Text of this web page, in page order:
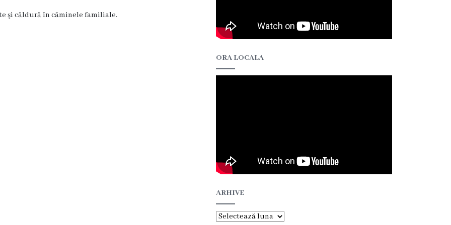
şi căldură în căminele familiale.
ORA LOCALA
ARHIVE
Arhive